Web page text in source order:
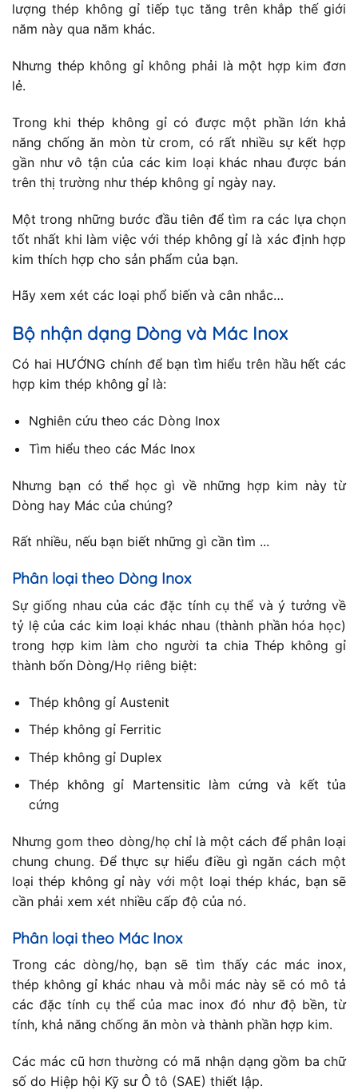
lượng thép không gỉ tiếp tục tăng trên khắp thế giới
năm này qua năm khác.
Nhưng thép không gỉ không phải là một hợp kim đơn
lẻ.
Trong khi thép không gỉ có được một phần lớn khả
năng chống ăn mòn từ crom, có rất nhiều sự kết hợp
gần như vô tận của các kim loại khác nhau được bán
trên thị trường như thép không gỉ ngày nay.
Một trong những bước đầu tiên để tìm ra các lựa chọn
tốt nhất khi làm việc với thép không gỉ là xác định hợp
kim thích hợp cho sản phẩm của bạn.
Hãy xem xét các loại phổ biến và cân nhắc…
Bộ nhận dạng Dòng và Mác Inox
Có hai HƯỚNG chính để bạn tìm hiểu trên hầu hết các
hợp kim thép không gỉ là:
Nghiên cứu theo các Dòng Inox
Tìm hiểu theo các Mác Inox
Nhưng bạn có thể học gì về những hợp kim này từ
Dòng hay Mác của chúng?
Rất nhiều, nếu bạn biết những gì cần tìm ...
Phân loại theo Dòng Inox
Sự giống nhau của các đặc tính cụ thể và ý tưởng về
tỷ lệ của các kim loại khác nhau (thành phần hóa học)
trong hợp kim làm cho người ta chia Thép không gỉ
thành bốn Dòng/Họ riêng biệt:
Thép không gỉ Austenit
Thép không gỉ Ferritic
Thép không gỉ Duplex
Thép không gỉ Martensitic làm cứng và kết tủa
cứng
Nhưng gom theo dòng/họ chỉ là một cách để phân loại
chung chung. Để thực sự hiểu điều gì ngăn cách một
loại thép không gỉ này với một loại thép khác, bạn sẽ
cần phải xem xét nhiều cấp độ của nó.
Phân loại theo Mác Inox
Trong các dòng/họ, bạn sẽ tìm thấy các mác inox,
thép không gỉ khác nhau và mỗi mác này sẽ có mô tả
các đặc tính cụ thể của mac inox đó như độ bền, từ
tính, khả năng chống ăn mòn và thành phần hợp kim.
Các mác cũ hơn thường có mã nhận dạng gồm ba chữ
số do Hiệp hội Kỹ sư Ô tô (SAE) thiết lập.